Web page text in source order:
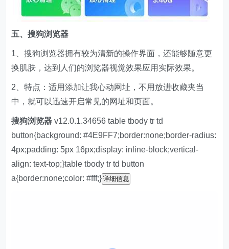
五、搜狗浏览器
1、搜狗浏览器拥有较为清新的操作界面，还能够随意更
换肌肤，达到人们的浏览器视觉效果应用实际效果。
2、特点：适用添加让我心动网址，不用放进收藏夹当
中，就可以迅速开启常见的网址和页面。
搜狗浏览器 v12.0.1.34656 table tbody tr td
button{background: #4E9FF7;border:none;border-radius:
4px;padding: 5px 16px;display: inline-block;vertical-
align: text-top;}table tbody tr td button
a{border:none;color: #fff;}详细信息